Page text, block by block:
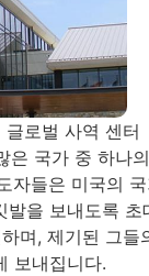
로벌 사역 센터
은 국가 중 하나의
자들은 미국의
발을 보내도록 초
며, 제기된 그들
보내집니다.